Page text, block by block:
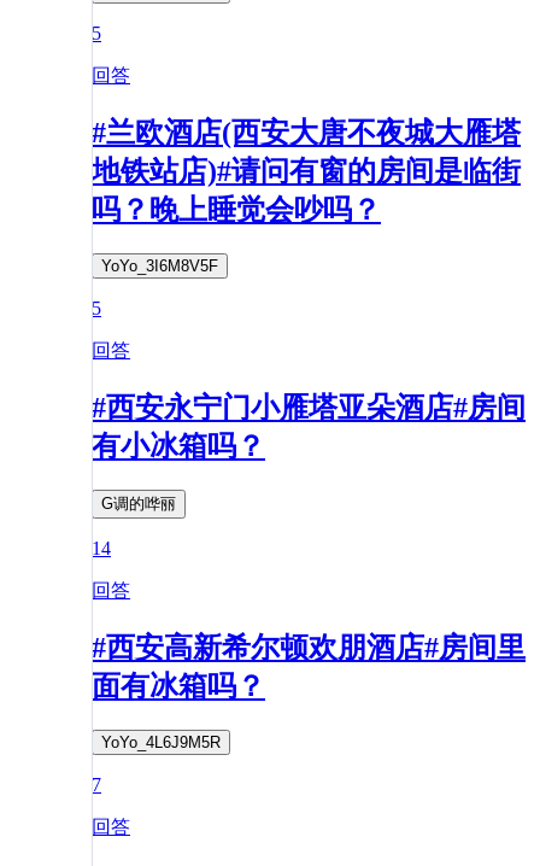
5
回答
#兰欧酒店(西安大唐不夜城大雁塔
地铁站店)#请问有窗的房间是临街
吗？晚上睡觉会吵吗？
YoYo_3I6M8V5F
5
回答
#西安永宁门小雁塔亚朵酒店#房间
有小冰箱吗？
G调的哗丽
14
回答
#西安高新希尔顿欢朋酒店#房间里
面有冰箱吗？
YoYo_4L6J9M5R
7
回答